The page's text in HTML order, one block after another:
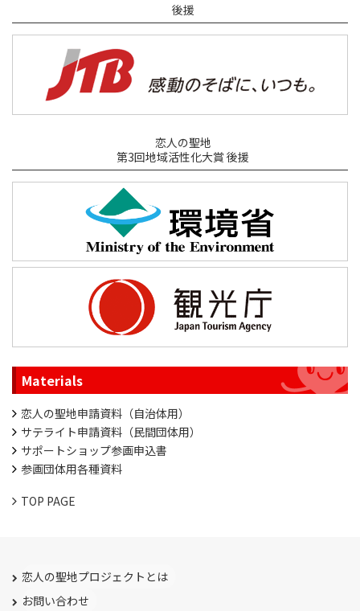
後援
恋人の聖地
第3回地域活性化大賞 後援
Materials
恋人の聖地申請資料（自治体用）
サテライト申請資料（民間団体用）
サポートショップ参画申込書
参画団体用各種資料
TOP PAGE
恋人の聖地プロジェクトとは
お問い合わせ